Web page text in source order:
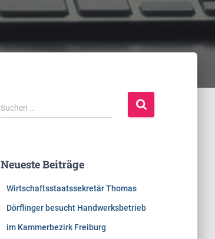
S
u
n
Suchen …
Neueste Beiträge
Wirtschaftsstaatssekretär Thomas
Dörflinger besucht Handwerksbetrieb
im Kammerbezirk Freiburg